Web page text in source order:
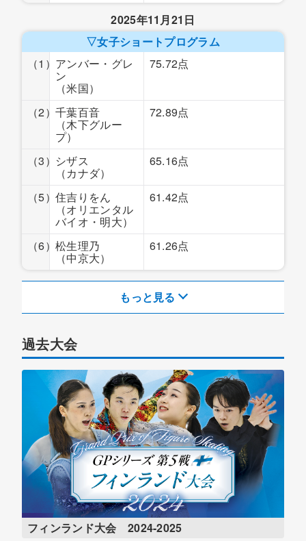
2025年11月21日
▽女子ショートプログラム
（1） アンバー・グレ
ン
（米国）
75.72点
（2）千葉百音
（木下グルー
プ）
72.89点
（3） シザス
（カナダ）
65.16点
（5）住吉りをん
（オリエンタル
バイオ・明大）
61.42点
（6）松生理乃
（中京大）
61.26点
もっと見る
過去大会
フィンランド大会 2024-2025